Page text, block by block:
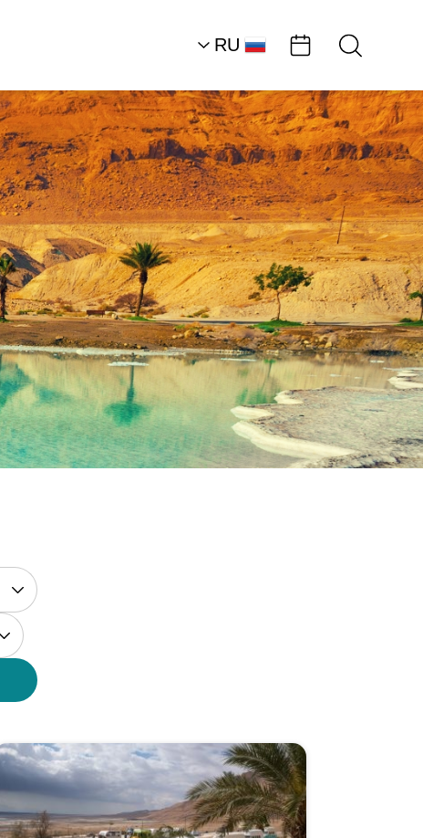
RU
EN
Южная часть района
Мертвого моря
отдых в деревне
Циммер «Дора»